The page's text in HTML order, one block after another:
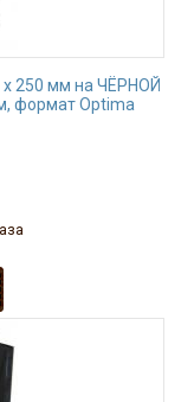
х 250 мм на ЧЁРНОЙ
формат Optima